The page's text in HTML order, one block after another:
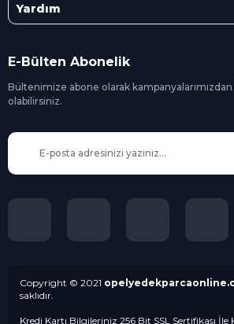
Yardım
E-Bülten Abonelik
Bültenimize abone olarak kampanyalarımızdan
olabilirsiniz.
Copyright © 2021
saklıdır.
Kredi Kartı Bilgileriniz 256 Bit SSL Sertifikası İle